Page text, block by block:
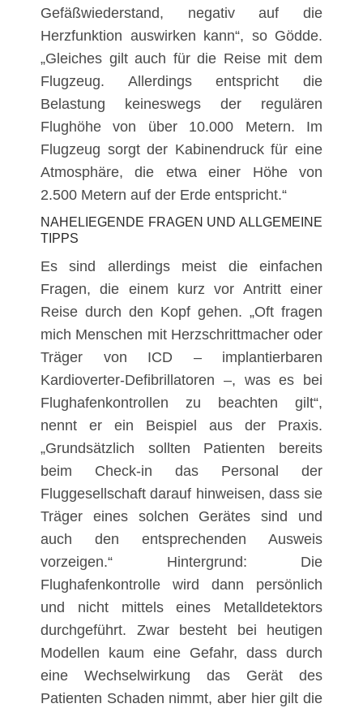
Gefäßwiederstand, negativ auf die
Herzfunktion auswirken kann“, so Gödde.
„Gleiches gilt auch für die Reise mit dem
Flugzeug. Allerdings entspricht die
Belastung keineswegs der regulären
Flughöhe von über 10.000 Metern. Im
Flugzeug sorgt der Kabinendruck für eine
Atmosphäre, die etwa einer Höhe von
2.500 Metern auf der Erde entspricht.“
NAHELIEGENDE FRAGEN UND ALLGEMEINE
TIPPS
Es sind allerdings meist die einfachen
Fragen, die einem kurz vor Antritt einer
Reise durch den Kopf gehen. „Oft fragen
mich Menschen mit Herzschrittmacher oder
Träger von ICD – implantierbaren
Kardioverter-Defibrillatoren –, was es bei
Flughafenkontrollen zu beachten gilt“,
nennt er ein Beispiel aus der Praxis.
„Grundsätzlich sollten Patienten bereits
beim Check-in das Personal der
Fluggesellschaft darauf hinweisen, dass sie
Träger eines solchen Gerätes sind und
auch den entsprechenden Ausweis
vorzeigen.“ Hintergrund: Die
Flughafenkontrolle wird dann persönlich
und nicht mittels eines Metalldetektors
durchgeführt. Zwar besteht bei heutigen
Modellen kaum eine Gefahr, dass durch
eine Wechselwirkung das Gerät des
Patienten Schaden nimmt, aber hier gilt die